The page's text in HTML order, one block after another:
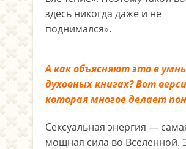
здесь никогда даже и не
поднимался».
А как объясняют это в
духовных книгах? Вот
которая многое делает
Сексуальная энергия —
мощная сила во Вселенной.